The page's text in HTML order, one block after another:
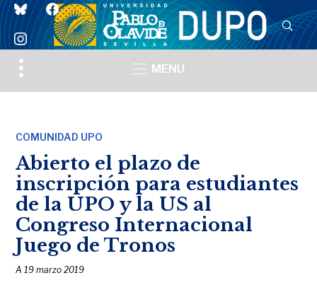
blueskyfacebook
instagram
Toggle
sidebar
MENU
COMUNIDAD UPO
Abierto el plazo de
inscripción para estudiantes
de la UPO y la US al
Congreso Internacional
Juego de Tronos
A19 marzo 2019